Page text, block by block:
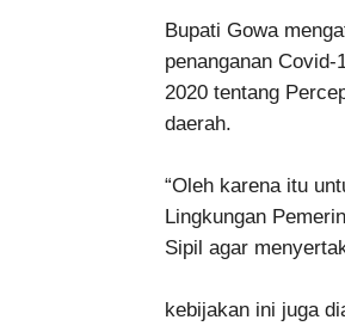
Bupati Gowa
penanganan
2020 tentang
daerah.
“Oleh karena itu
Lingkungan
Sipil agar
kebijakan ini juga